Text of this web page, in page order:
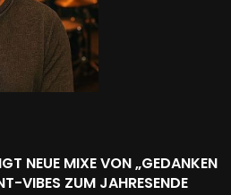
NEUE MIXE VON „GEDANKEN
VIBES ZUM JAHRESENDE